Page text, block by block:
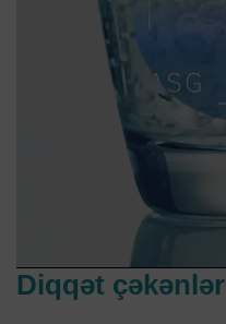
Diqqət çəkənlər